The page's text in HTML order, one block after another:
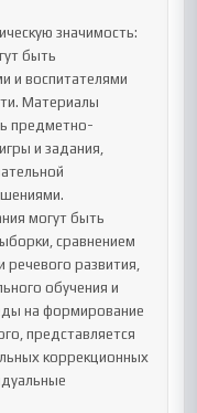
значимость:
быть
и воспитателями
Материалы
предметно-
и задания,
могут быть
сравнением
речевого развития,
обучения и
на формирование
представляется
коррекционных